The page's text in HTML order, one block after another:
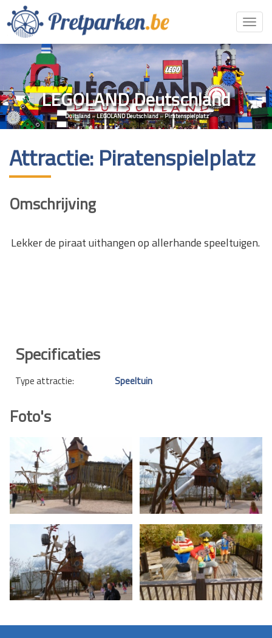
LEGOLAND Deutschland
Duitsland»LEGOLAND Deutschland»Piratenspielplatz
Attractie: Piratenspielplatz
Omschrijving
Lekker de piraat uithangen op allerhande speeltuigen.
Specificaties
Type attractie: Speeltuin
Foto's